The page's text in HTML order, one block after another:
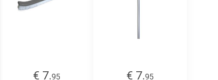
€ 7.95
€ 7.95